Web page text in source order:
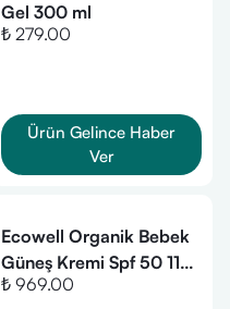
Gel 300 ml
₺ 279.00
Ürün Gelince Haber
Ver
Ecowell Organik Bebek
Güneş Kremi Spf 50 110
gr
₺ 969.00